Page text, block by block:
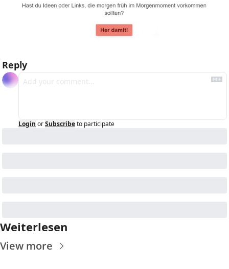
Reply
Login orSubscribeto participate
Weiterlesen
View more